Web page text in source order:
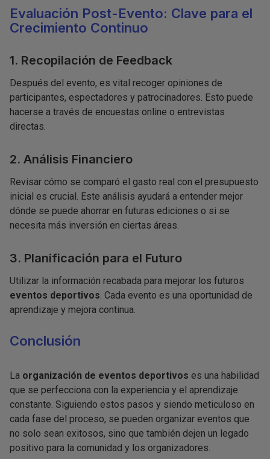
Evaluación Post-Evento: Clave para el
Crecimiento Continuo
1. Recopilación de Feedback
Después del evento, es vital recoger opiniones de
participantes, espectadores y patrocinadores. Esto puede
hacerse a través de encuestas online o entrevistas
directas.
2. Análisis Financiero
Revisar cómo se comparó el gasto real con el presupuesto
inicial es crucial. Este análisis ayudará a entender mejor
dónde se puede ahorrar en futuras ediciones o si se
necesita más inversión en ciertas áreas.
3. Planificación para el Futuro
Utilizar la información recabada para mejorar los futuros
eventos deportivos . Cada evento es una oportunidad de
aprendizaje y mejora continua.
Conclusión
La organización de eventos deportivos es una habilidad
que se perfecciona con la experiencia y el aprendizaje
constante. Siguiendo estos pasos y siendo meticuloso en
cada fase del proceso, se pueden organizar eventos que
no solo sean exitosos, sino que también dejen un legado
positivo para la comunidad y los organizadores.